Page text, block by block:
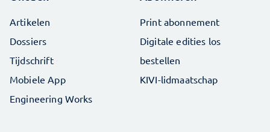
Artikelen
Dossiers
Tijdschrift
Mobiele App
Engineering Works
Print abonnement
Digitale edities los
bestellen
KIVI-lidmaatschap